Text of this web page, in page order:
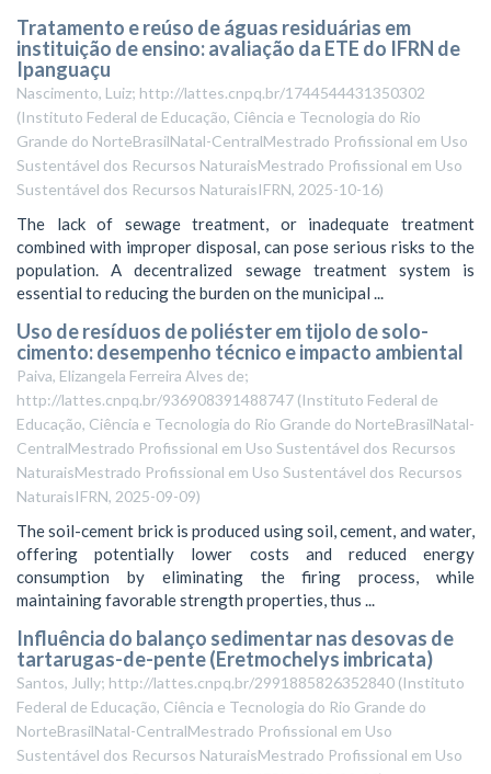
Tratamento e reúso de águas residuárias em
instituição de ensino: avaliação da ETE do IFRN de
Ipanguaçu
Nascimento, Luiz; http://lattes.cnpq.br/1744544431350302
(Instituto Federal de Educação, Ciência e Tecnologia do Rio
Grande do NorteBrasilNatal-CentralMestrado Profissional em Uso
Sustentável dos Recursos NaturaisMestrado Profissional em Uso
Sustentável dos Recursos NaturaisIFRN, 2025-10-16)
The lack of sewage treatment, or inadequate treatment
combined with improper disposal, can pose serious risks to the
population. A decentralized sewage treatment system is
essential to reducing the burden on the municipal ...
Uso de resíduos de poliéster em tijolo de solo-
cimento: desempenho técnico e impacto ambiental
Paiva, Elizangela Ferreira Alves de;
http://lattes.cnpq.br/936908391488747 (Instituto Federal de
Educação, Ciência e Tecnologia do Rio Grande do NorteBrasilNatal-
CentralMestrado Profissional em Uso Sustentável dos Recursos
NaturaisMestrado Profissional em Uso Sustentável dos Recursos
NaturaisIFRN, 2025-09-09)
The soil-cement brick is produced using soil, cement, and water,
offering potentially lower costs and reduced energy
consumption by eliminating the firing process, while
maintaining favorable strength properties, thus ...
Influência do balanço sedimentar nas desovas de
tartarugas-de-pente (Eretmochelys imbricata)
Santos, Jully; http://lattes.cnpq.br/2991885826352840 (Instituto
Federal de Educação, Ciência e Tecnologia do Rio Grande do
NorteBrasilNatal-CentralMestrado Profissional em Uso
Sustentável dos Recursos NaturaisMestrado Profissional em Uso